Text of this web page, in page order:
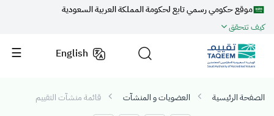
موقع حكومي رسمي تابع لحكومة المملكة العربية السعودية
كيف تتحقق
English
الصفحة الرئيسية العضويات و المنشآت قائمة منشآت التقييم